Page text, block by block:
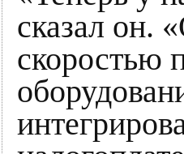
сказал он.
скоростью